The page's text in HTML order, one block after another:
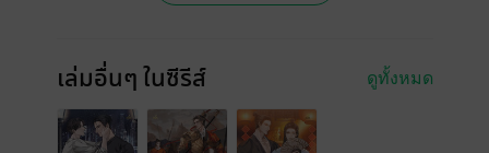
เล่มอื่นๆ ในซีรีส์ ดูทั้งหมด